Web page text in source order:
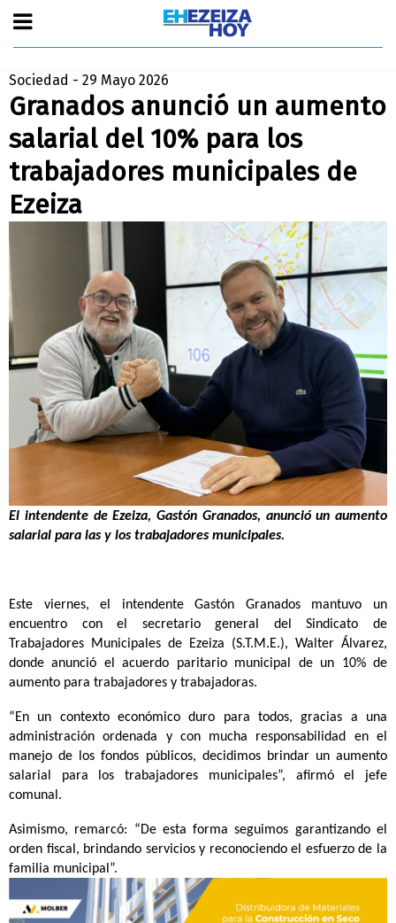
Sociedad - 29 Mayo 2026
Granados anunció un aumento
salarial del 10% para los
trabajadores municipales de
Ezeiza
El intendente de Ezeiza, Gastón Granados, anunció un aumento
salarial para las y los trabajadores municipales.
Este viernes, el intendente Gastón Granados mantuvo un
encuentro con el secretario general del Sindicato de
Trabajadores Municipales de Ezeiza (S.T.M.E.), Walter Álvarez,
donde anunció el acuerdo paritario municipal de un 10% de
aumento para trabajadores y trabajadoras.
“En un contexto económico duro para todos, gracias a una
administración ordenada y con mucha responsabilidad en el
manejo de los fondos públicos, decidimos brindar un aumento
salarial para los trabajadores municipales”, afirmó el jefe
comunal.
Asimismo, remarcó: “De esta forma seguimos garantizando el
orden fiscal, brindando servicios y reconociendo el esfuerzo de la
familia municipal”.